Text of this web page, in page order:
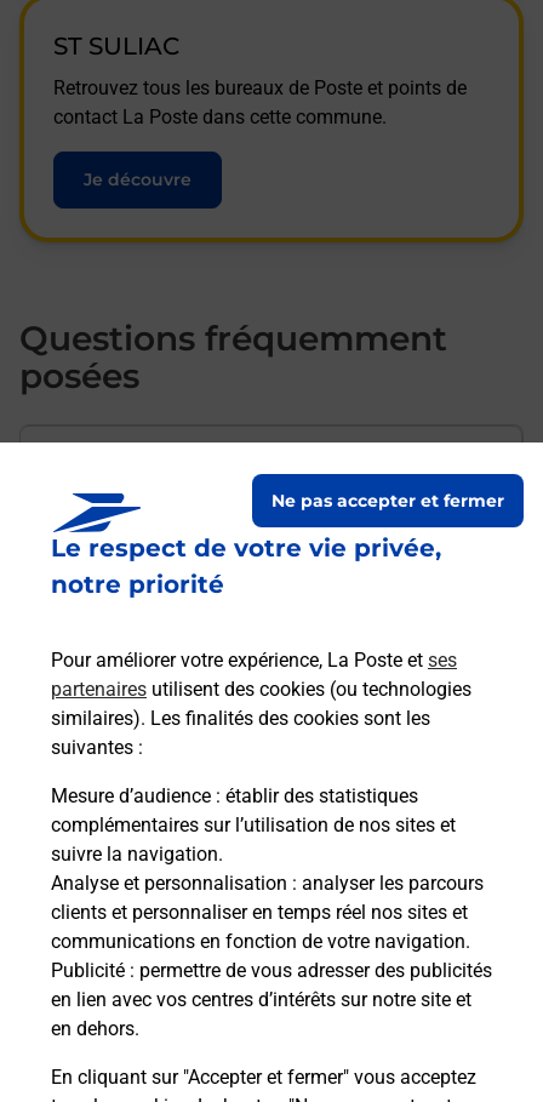
Le respect de votre vie privée,
notre priorité
Pour améliorer votre expérience, La Poste et ses
partenaires utilisent des cookies (ou technologies
similaires). Les finalités des cookies sont les
suivantes :
Mesure d’audience : établir des statistiques
complémentaires sur l’utilisation de nos sites et
suivre la navigation.
Analyse et personnalisation : analyser les parcours
clients et personnaliser en temps réel nos sites et
communications en fonction de votre navigation.
Publicité : permettre de vous adresser des publicités
en lien avec vos centres d’intérêts sur notre site et
en dehors.
En cliquant sur "Accepter et fermer" vous acceptez
Ne pas accepter et fermer
ST SULIAC
Retrouvez tous les bureaux de Poste et points de
contact La Poste dans cette commune.
Je découvre
Questions fréquemment
posées
Comment envoyer mon colis de
chez moi ?
Est-il possible d’acheter un
bureau de Poste ?
Comment demander une
Comment La Poste participe-t-elle
à votre sécurité au quotidien ?
Puis-je passer mon code de la route
avec La Poste et sous quelles